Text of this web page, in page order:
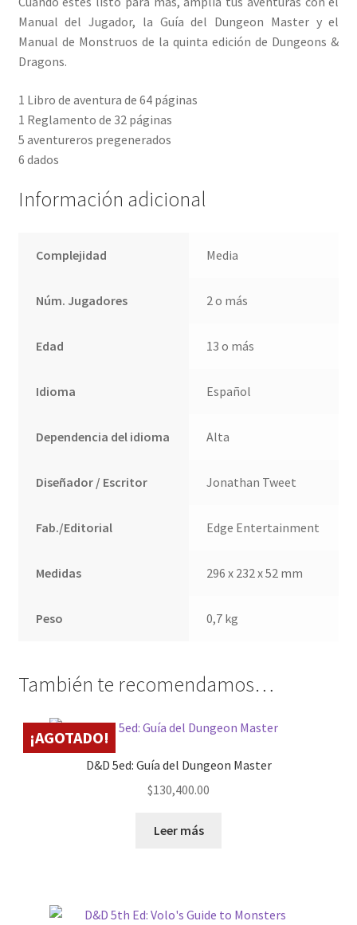
Manual del Jugador, la Guía del Dungeon Master y el
Manual de Monstruos de la quinta edición de Dungeons &
Dragons.
1 Libro de aventura de 64 páginas
1 Reglamento de 32 páginas
5 aventureros pregenerados
6 dados
Información adicional
Complejidad Media
Núm. Jugadores 2 o más
Edad 13 o más
Idioma Español
Dependencia del idioma Alta
Diseñador / Escritor Jonathan Tweet
Fab./Editorial Edge Entertainment
Medidas 296 x 232 x 52 mm
Peso 0,7 kg
También te recomendamos…
¡AGOTADO!
D&D 5ed: Guía del Dungeon Master
$130,400.00
Leer más